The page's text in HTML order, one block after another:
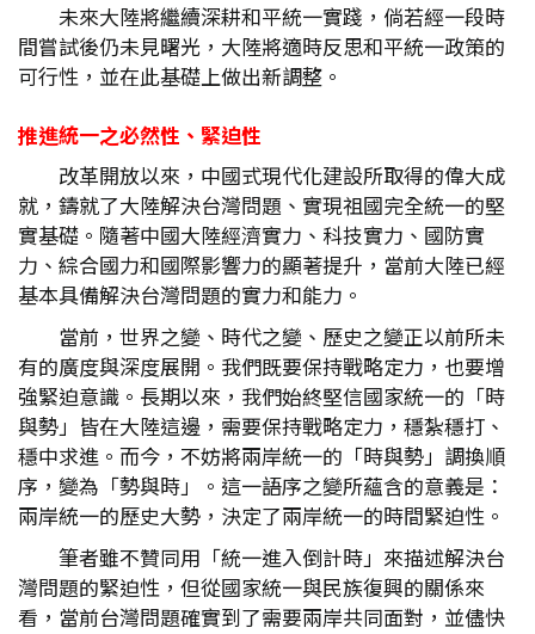
未來大陸將繼續深耕和平統一實踐，倘若經一段時
間嘗試後仍未見曙光，大陸將適時反思和平統一政策的
可行性，並在此基礎上做出新調整。
推進統一之必然性、緊迫性
改革開放以來，中國式現代化建設所取得的偉大成
就，鑄就了大陸解決台灣問題、實現祖國完全統一的堅
實基礎。隨著中國大陸經濟實力、科技實力、國防實
力、綜合國力和國際影響力的顯著提升，當前大陸已經
基本具備解決台灣問題的實力和能力。
當前，世界之變、時代之變、歷史之變正以前所未
有的廣度與深度展開。我們既要保持戰略定力，也要增
強緊迫意識。長期以來，我們始終堅信國家統一的「時
與勢」皆在大陸這邊，需要保持戰略定力，穩紮穩打、
穩中求進。而今，不妨將兩岸統一的「時與勢」調換順
序，變為「勢與時」。這一語序之變所蘊含的意義是：
兩岸統一的歷史大勢，決定了兩岸統一的時間緊迫性。
筆者雖不贊同用「統一進入倒計時」來描述解決台
灣問題的緊迫性，但從國家統一與民族復興的關係來
看，當前台灣問題確實到了需要兩岸共同面對，並儘快